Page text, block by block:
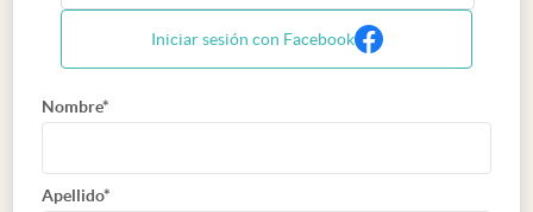
Iniciar sesión con Facebook
Nombre*
Apellido*